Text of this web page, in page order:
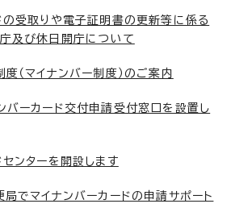
の受取りや電子証明書の更新等に係る
及び休日開庁について
（マイナンバー制度）のご案内
バーカード交付申請受付窓口を設置し
ンターを開設します
でマイナンバーカードの申請サポート